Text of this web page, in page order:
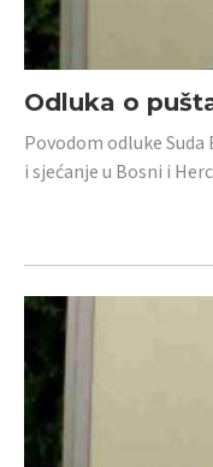
Odluka o
Povodom odluke
i sjećanje u Bosni i